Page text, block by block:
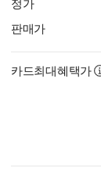
정가
판매가
카드최대혜택가